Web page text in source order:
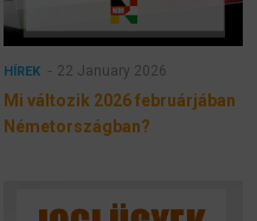
HÍREK 22 January 2026
Mi változik 2026 februárjában
Németországban?